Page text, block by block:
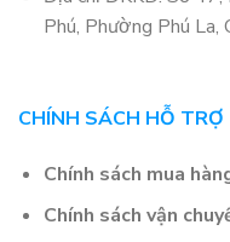
Phú, Phường Phú
CHÍNH SÁCH HỖ TRỢ
Chính sách mua
Chính sách vận